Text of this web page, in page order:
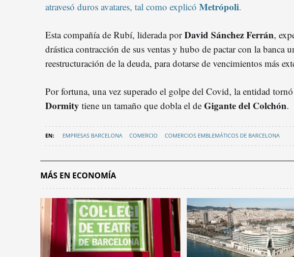
atravesó duros avatares, tal como explicó Metrópoli.
Esta compañía de Rubí, liderada porDavid Sánchez Ferrán,
drástica contracción de sus ventas y hubo de pactar con la banca
reestructuración de la deuda, para dotarse de vencimientos más
Por fortuna, una vez superado el golpe del Covid, la entidad tornó
Dormity tiene un tamaño que dobla el de Gigante del Colchón.
EMPRESAS BARCELONA COMERCIO COMERCIOS EMBLEMÁTICOS DE BARCELONA
MÁS EN ECONOMÍA